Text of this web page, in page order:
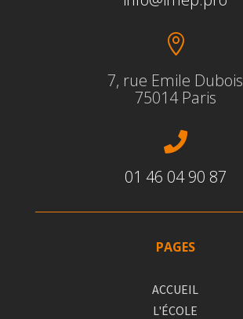

7, rue Emile Dubois
75014 Paris

01 46 04 90 87
PAGES
ACCUEIL
L'ÉCOLE